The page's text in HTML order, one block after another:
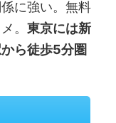
に強い。無料
。 東京には新
ら徒歩5分圏